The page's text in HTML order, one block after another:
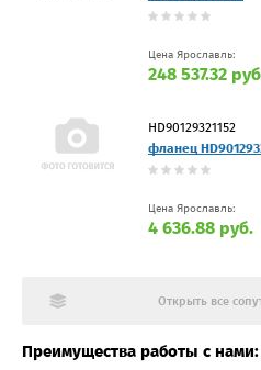
Цена Ярославль:
248 537.32
HD90129321152
фланец
Цена Ярославль:
4 636.88 руб.
Открыть все
Преимущества работы с нами: